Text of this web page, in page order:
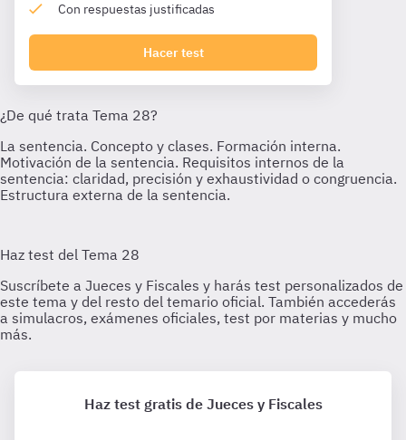
Con respuestas justificadas
Hacer test
Haz test gratis de Jueces y Fiscales